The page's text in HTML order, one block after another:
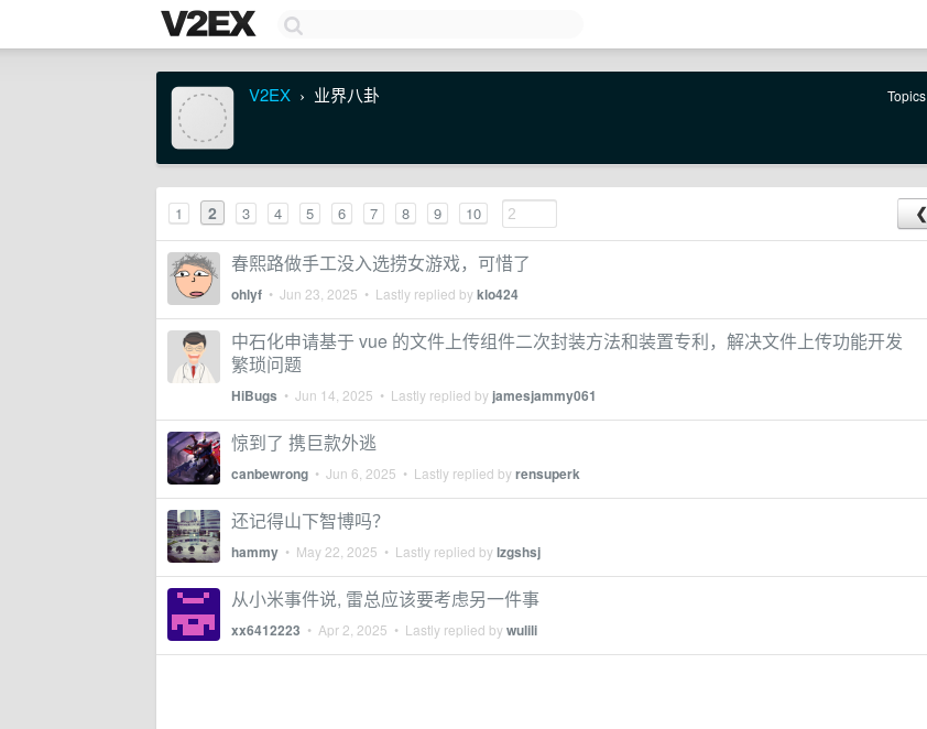
V2EX › 业界八卦 Topics
1 2 3 4 5 6 7 8 9 10 ❮
春熙路做手工没入选捞女游戏，可惜了
ohlyf • Jun 23, 2025 • Lastly replied byklo424
中石化申请基于 vue 的文件上传组件二次封装方法和装置专利，解决文件上传功能开发
繁琐问题
HiBugs • Jun 14, 2025 • Lastly replied by jamesjammy061
惊到了 携巨款外逃
canbewrong • Jun 6, 2025 • Lastly replied byrensuperk
还记得山下智博吗？
hammy • May 22, 2025 • Lastly replied bylzgshsj
从小米事件说, 雷总应该要考虑另一件事
xx6412223 • Apr 2, 2025 • Lastly replied bywulili